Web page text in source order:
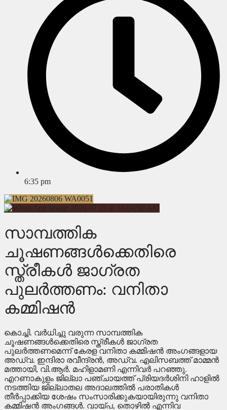
6:35 pm
സാമ്പത്തിക
ചൂഷണങ്ങള്‍ക്കെതിരെ
സ്ത്രീകള്‍ ജാഗ്രത
പുലര്‍ത്തണം: വനിതാ
കമ്മിഷന്‍
കൊച്ചി. വര്‍ധിച്ചു വരുന്ന സാമ്പത്തിക
ചൂഷണങ്ങള്‍ക്കെതിരെ സ്ത്രീകള്‍ ജാഗ്രത
പുലര്‍ത്തണമെന്ന് കേരള വനിതാ കമ്മിഷന്‍ അംഗങ്ങളായ
അഡ്വ. ഇന്ദിരാ രവീന്ദ്രന്‍, അഡ്വ. എലിസബത്ത് മാമ്മന്‍
മത്തായി, വി.ആര്‍. മഹിളാമണി എന്നിവര്‍ പറഞ്ഞു.
എറണാകുളം ജില്ലാ പഞ്ചായത്ത് പ്രിയദര്‍ശിനി ഹാളില്‍
നടത്തിയ ജില്ലാതല അദാലത്തില്‍ പരാതികള്‍
തീര്‍പ്പാക്കിയ ശേഷം സംസാരിക്കുകയായിരുന്നു വനിതാ
കമ്മിഷന്‍ അംഗങ്ങള്‍. വായ്പ, തൊഴില്‍ എന്നിവ